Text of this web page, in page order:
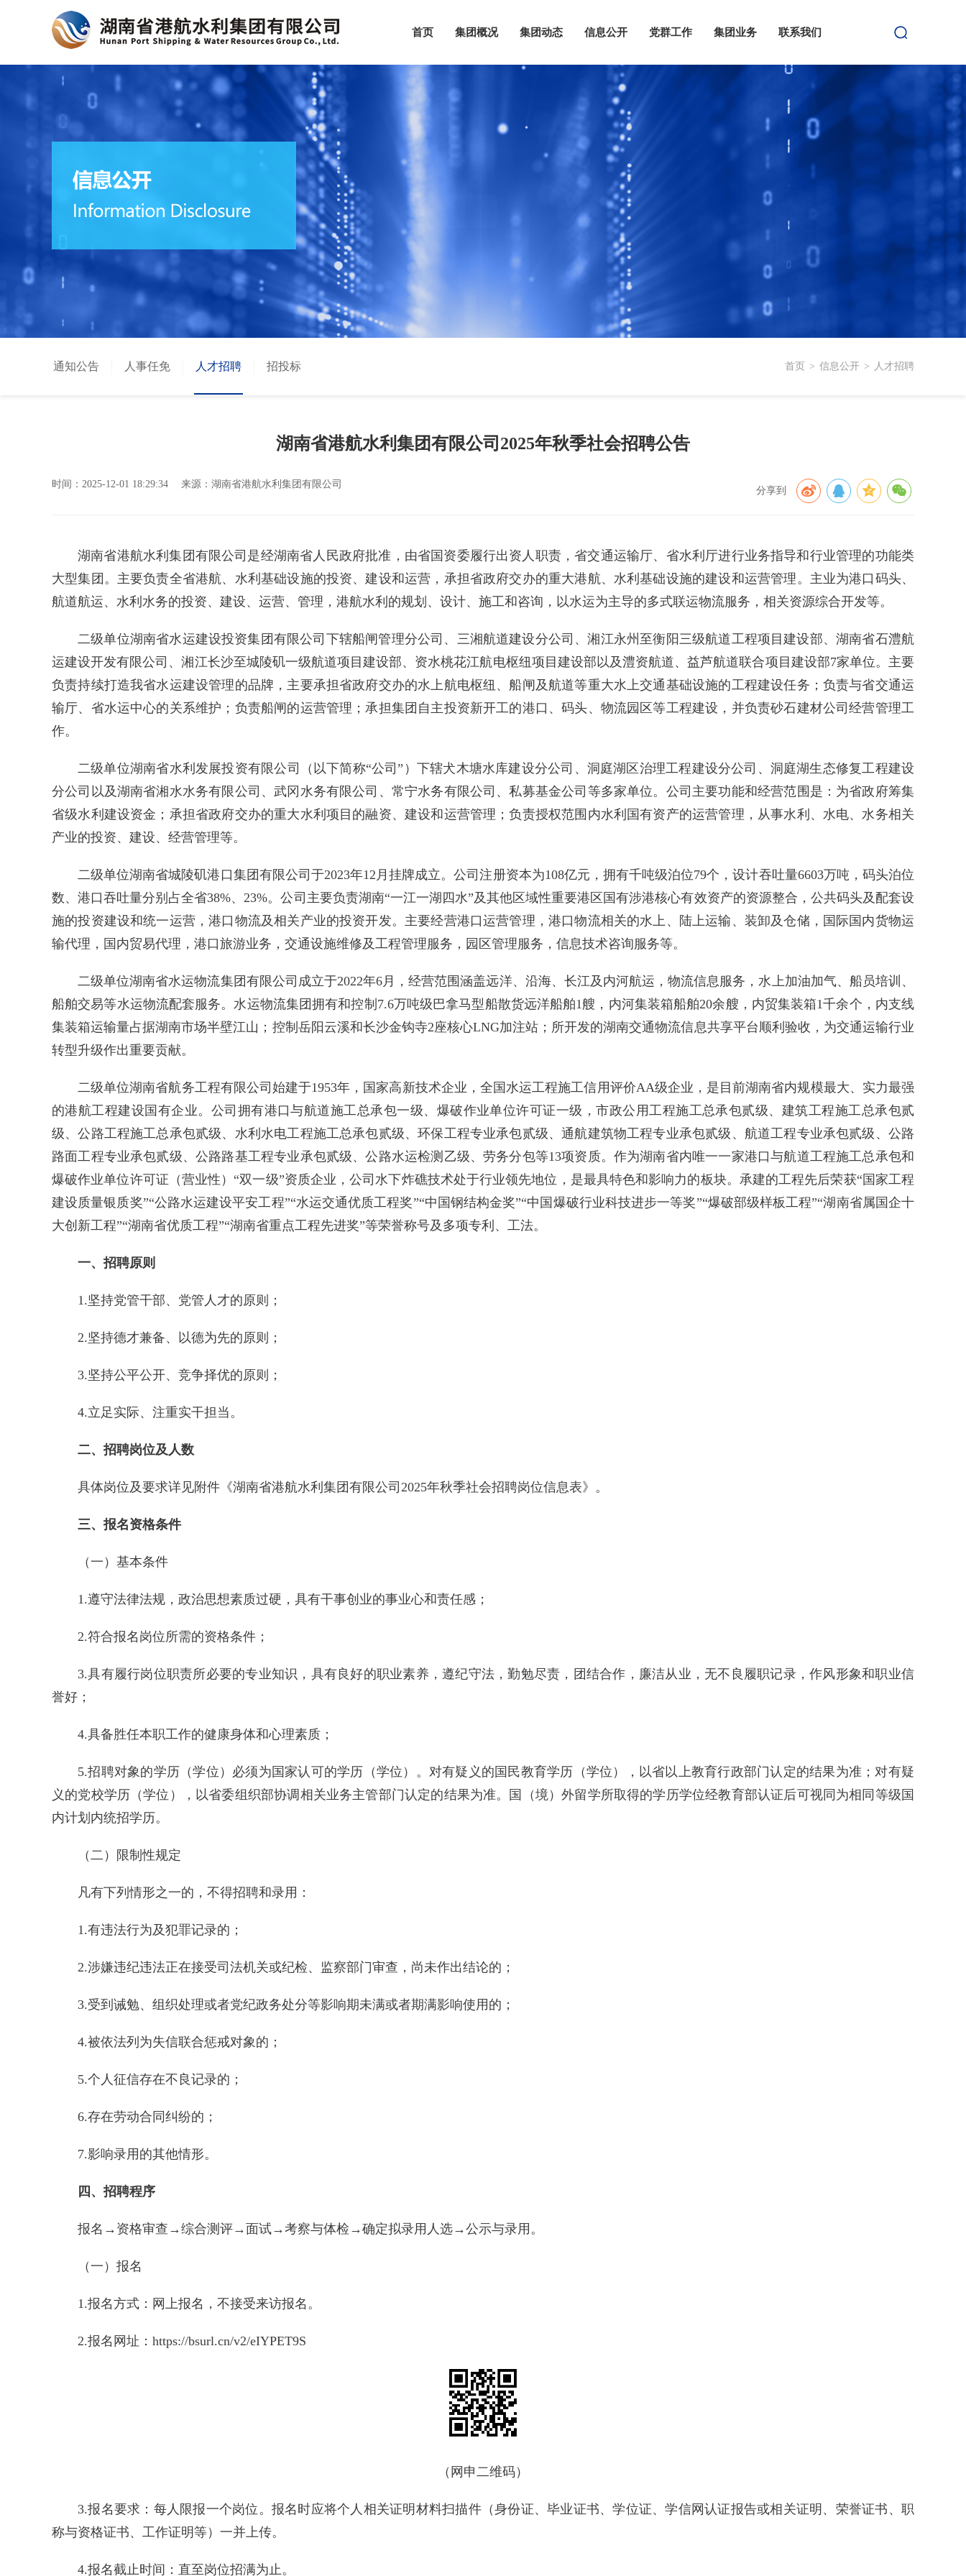
首页 集团概况 集团动态 信息公开 党群工作 集团业务 联系我们
通知公告 人事任免 人才招聘 招投标 首页 > 信息公开 > 人才招聘
湖南省港航水利集团有限公司2025年秋季社会招聘公告
时间： 2025-12-01 18:29:34 来源： 湖南省港航水利集团有限公司
分享到
湖南省港航水利集团有限公司是经湖南省人民政府批准，由省国资委履行出资人职责，省交通运输厅、省水利厅进行业务指导和行业管理的功能类
大型集团。主要负责全省港航、水利基础设施的投资、建设和运营，承担省政府交办的重大港航、水利基础设施的建设和运营管理。主业为港口码头、
航道航运、水利水务的投资、建设、运营、管理，港航水利的规划、设计、施工和咨询，以水运为主导的多式联运物流服务，相关资源综合开发等。
二级单位湖南省水运建设投资集团有限公司下辖船闸管理分公司、三湘航道建设分公司、湘江永州至衡阳三级航道工程项目建设部、湖南省石澧航
运建设开发有限公司、湘江长沙至城陵矶一级航道项目建设部、资水桃花江航电枢纽项目建设部以及澧资航道、益芦航道联合项目建设部7家单位。主要
负责持续打造我省水运建设管理的品牌，主要承担省政府交办的水上航电枢纽、船闸及航道等重大水上交通基础设施的工程建设任务；负责与省交通运
输厅、省水运中心的关系维护；负责船闸的运营管理；承担集团自主投资新开工的港口、码头、物流园区等工程建设，并负责砂石建材公司经营管理工
作。
二级单位湖南省水利发展投资有限公司（以下简称“公司”）下辖犬木塘水库建设分公司、洞庭湖区治理工程建设分公司、洞庭湖生态修复工程建设
分公司以及湖南省湘水水务有限公司、武冈水务有限公司、常宁水务有限公司、私募基金公司等多家单位。公司主要功能和经营范围是：为省政府筹集
省级水利建设资金；承担省政府交办的重大水利项目的融资、建设和运营管理；负责授权范围内水利国有资产的运营管理，从事水利、水电、水务相关
产业的投资、建设、经营管理等。
二级单位湖南省城陵矶港口集团有限公司于2023年12月挂牌成立。公司注册资本为108亿元，拥有千吨级泊位79个，设计吞吐量6603万吨，码头泊位
数、港口吞吐量分别占全省38%、23%。公司主要负责湖南“一江一湖四水”及其他区域性重要港区国有涉港核心有效资产的资源整合，公共码头及配套设
施的投资建设和统一运营，港口物流及相关产业的投资开发。主要经营港口运营管理，港口物流相关的水上、陆上运输、装卸及仓储，国际国内货物运
输代理，国内贸易代理，港口旅游业务，交通设施维修及工程管理服务，园区管理服务，信息技术咨询服务等。
二级单位湖南省水运物流集团有限公司成立于2022年6月，经营范围涵盖远洋、沿海、长江及内河航运，物流信息服务，水上加油加气、船员培训、
船舶交易等水运物流配套服务。水运物流集团拥有和控制7.6万吨级巴拿马型船散货远洋船舶1艘，内河集装箱船舶20余艘，内贸集装箱1千余个，内支线
集装箱运输量占据湖南市场半壁江山；控制岳阳云溪和长沙金钩寺2座核心LNG加注站；所开发的湖南交通物流信息共享平台顺利验收，为交通运输行业
转型升级作出重要贡献。
二级单位湖南省航务工程有限公司始建于1953年，国家高新技术企业，全国水运工程施工信用评价AA级企业，是目前湖南省内规模最大、实力最强
的港航工程建设国有企业。公司拥有港口与航道施工总承包一级、爆破作业单位许可证一级，市政公用工程施工总承包贰级、建筑工程施工总承包贰
级、公路工程施工总承包贰级、水利水电工程施工总承包贰级、环保工程专业承包贰级、通航建筑物工程专业承包贰级、航道工程专业承包贰级、公路
路面工程专业承包贰级、公路路基工程专业承包贰级、公路水运检测乙级、劳务分包等13项资质。作为湖南省内唯一一家港口与航道工程施工总承包和
爆破作业单位许可证（营业性）“双一级”资质企业，公司水下炸礁技术处于行业领先地位，是最具特色和影响力的板块。承建的工程先后荣获“国家工程
建设质量银质奖”“公路水运建设平安工程”“水运交通优质工程奖”“中国钢结构金奖”“中国爆破行业科技进步一等奖”“爆破部级样板工程”“湖南省属国企十
大创新工程”“湖南省优质工程”“湖南省重点工程先进奖”等荣誉称号及多项专利、工法。
一、招聘原则
1.坚持党管干部、党管人才的原则；
2.坚持德才兼备、以德为先的原则；
3.坚持公平公开、竞争择优的原则；
4.立足实际、注重实干担当。
二、招聘岗位及人数
具体岗位及要求详见附件《湖南省港航水利集团有限公司2025年秋季社会招聘岗位信息表》。
三、报名资格条件
（一）基本条件
1.遵守法律法规，政治思想素质过硬，具有干事创业的事业心和责任感；
2.符合报名岗位所需的资格条件；
3.具有履行岗位职责所必要的专业知识，具有良好的职业素养，遵纪守法，勤勉尽责，团结合作，廉洁从业，无不良履职记录，作风形象和职业信
誉好；
4.具备胜任本职工作的健康身体和心理素质；
5.招聘对象的学历（学位）必须为国家认可的学历（学位）。对有疑义的国民教育学历（学位），以省以上教育行政部门认定的结果为准；对有疑
义的党校学历（学位），以省委组织部协调相关业务主管部门认定的结果为准。国（境）外留学所取得的学历学位经教育部认证后可视同为相同等级国
内计划内统招学历。
（二）限制性规定
凡有下列情形之一的，不得招聘和录用：
1.有违法行为及犯罪记录的；
2.涉嫌违纪违法正在接受司法机关或纪检、监察部门审查，尚未作出结论的；
3.受到诫勉、组织处理或者党纪政务处分等影响期未满或者期满影响使用的；
4.被依法列为失信联合惩戒对象的；
5.个人征信存在不良记录的；
6.存在劳动合同纠纷的；
7.影响录用的其他情形。
四、招聘程序
报名→资格审查→综合测评→面试→考察与体检→确定拟录用人选→公示与录用。
（一）报名
1.报名方式：网上报名，不接受来访报名。
2.报名网址：https://bsurl.cn/v2/eIYPET9S
（网申二维码）
3.报名要求：每人限报一个岗位。报名时应将个人相关证明材料扫描件（身份证、毕业证书、学位证、学信网认证报告或相关证明、荣誉证书、职
称与资格证书、工作证明等）一并上传。
4.报名截止时间：直至岗位招满为止。